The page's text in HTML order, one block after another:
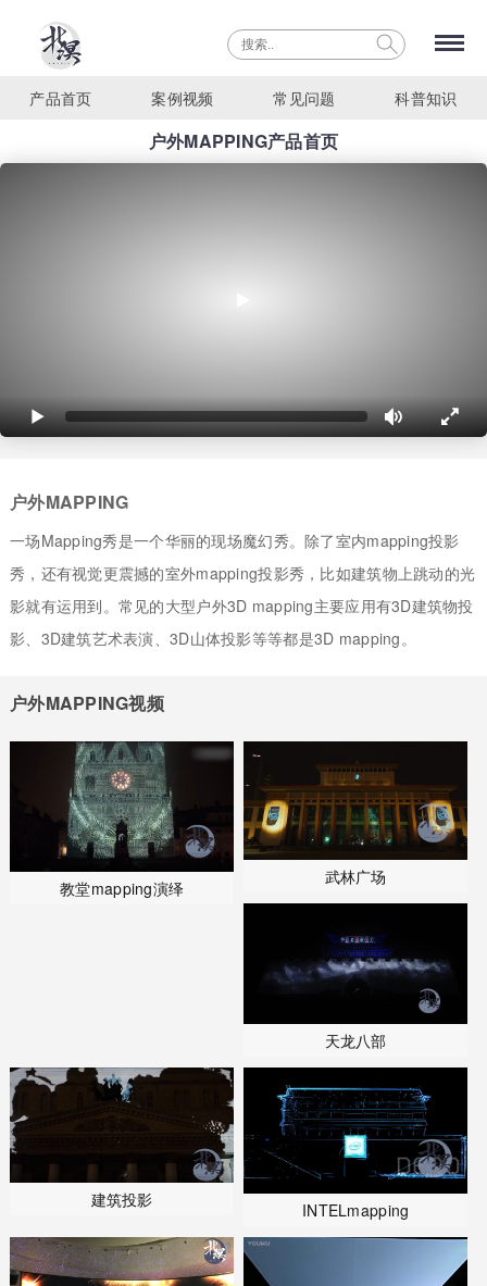
产品首页 案例视频 常见问题 科普知识
户外MAPPING产品首页
户外MAPPING
一场Mapping秀是一个华丽的现场魔幻秀。除了室内mapping投影
秀，还有视觉更震撼的室外mapping投影秀，比如建筑物上跳动的光
影就有运用到。常见的大型户外3D mapping主要应用有3D建筑物投
影、3D建筑艺术表演、3D山体投影等等都是3D mapping。
户外MAPPING视频
教堂mapping演绎
武林广场
天龙八部
建筑投影 INTELmapping